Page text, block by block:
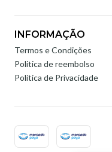
INFORMAÇÃO
Termos e Condições
Politica de reembolso
Política de Privacidade